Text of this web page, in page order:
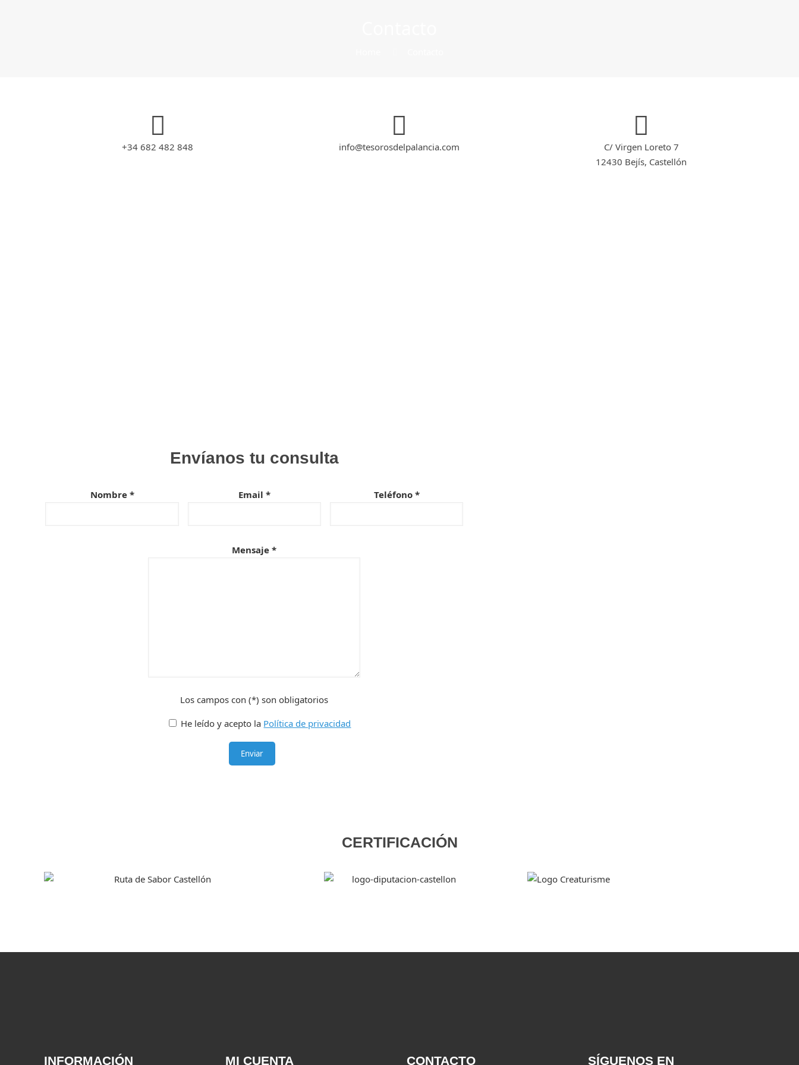
+34 682 482 848 info@tesorosdelpalancia.com
C/ Virgen Loreto 7
12430 Bejís, Castellón
Envíanos tu consulta
Nombre * Email * Teléfono *
Mensaje *
Los campos con (*) son obligatorios
He leído y acepto la Política de privacidad
CERTIFICACIÓN
INFORMACIÓN MI CUENTA CONTACTO SÍGUENOS EN